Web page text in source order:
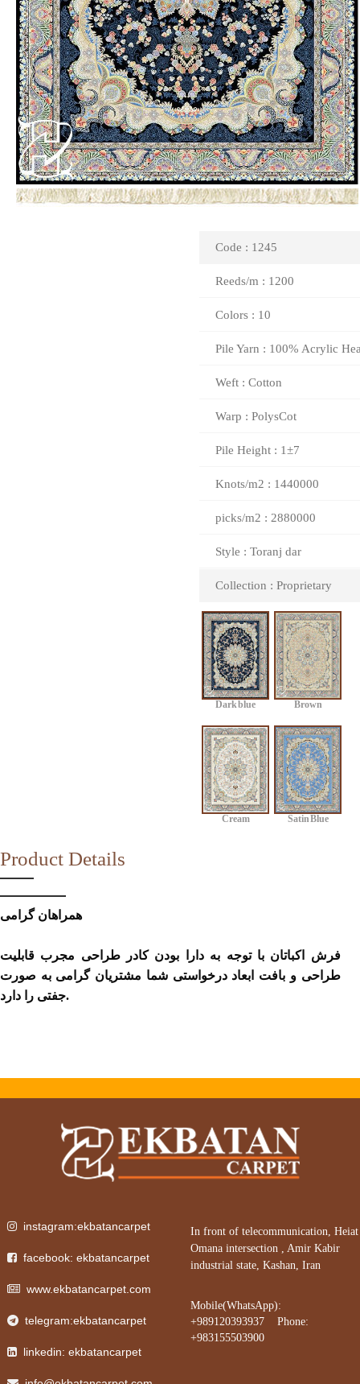
Code : 1245
Reeds/m : 1200
Colors : 10
Pile Yarn : 100% Acrylic
Weft : Cotton
Warp : PolysCot
Pile Height : 1±7
Knots/m2 : 1440000
picks/m2 : 2880000
Style : Toranj dar
Collection : Proprietary
Dark blue Brown
Cream Satin Blue
Product Details
همراهان گرامی
فرش اکباتان با توجه به دارا بودن کادر طراحی مجرب قابلیت
طراحی و بافت ابعاد درخواستی شما مشتریان گرامی به صورت
جفتی را دارد.
In front of telecommunication, Heiat
Omana intersection , Amir Kabir
industrial state, Kashan, Iran
Mobile(WhatsApp):
+989120393937 Phone:
+983155503900
instagram:ekbatancarpet
facebook: ekbatancarpet
www.ekbatancarpet.com
telegram:ekbatancarpet
linkedin: ekbatancarpet